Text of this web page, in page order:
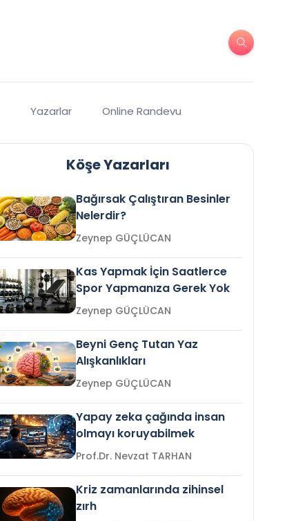
Yazarlar Online Randevu
Köşe Yazarları
Bağırsak Çalıştıran Besinler
Nelerdir?
Zeynep GÜÇLÜCAN
Kas Yapmak İçin Saatlerce
Spor Yapmanıza Gerek Yok
Zeynep GÜÇLÜCAN
Beyni Genç Tutan Yaz
Alışkanlıkları
Zeynep GÜÇLÜCAN
Yapay zeka çağında insan
olmayı koruyabilmek
Prof.Dr. Nevzat TARHAN
Kriz zamanlarında zihinsel
zırh